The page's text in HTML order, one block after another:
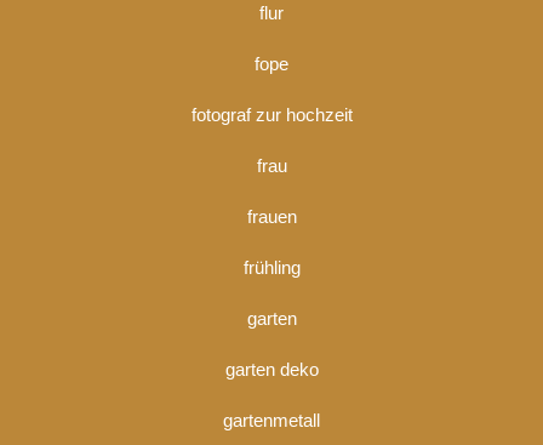
flur
fope
fotograf zur hochzeit
frau
frauen
frühling
garten
garten deko
gartenmetall